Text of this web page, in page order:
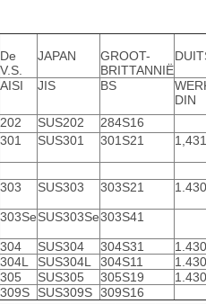
De
V.S.
JAPAN
GROOT-
BRITTANNIË
AISI JIS BS
DIN
202 SUS202
284S16
301 SUS301 301S21 1,431
303 SUS303 303S21
303SeSUS303Se303S41
304 SUS304 304S31
304L SUS304L 304S11
305 SUS305 305S19
309S SUS309S 309S16